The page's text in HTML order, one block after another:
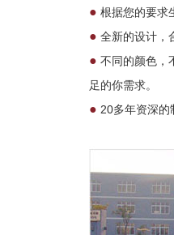
● 根据您的要求
● 全新的设计，
● 不同的颜色，
足的你需求。
● 20多年资深的